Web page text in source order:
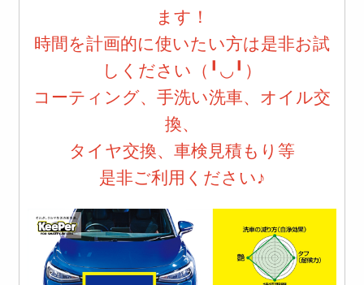
ます！
時間を計画的に使いたい方は是非お試
しください（╹◡╹）
コーティング、手洗い洗車、オイル交
換、
タイヤ交換、車検見積もり等
是非ご利用ください♪